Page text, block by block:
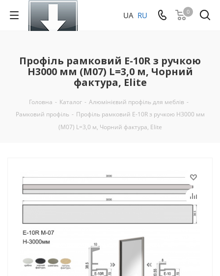
0
UA RU
Профіль рамковий Е-10R з ручкою
H3000 мм (М07) L=3,0 м, Чорний
фактура, Elite
Головна - Каталог - Алюмінієвий профіль для меблів -
Рамковий профіль - Профіль рамковий Е-10R з ручкою H3000 мм
(М07) L=3,0 м, Чорний фактура, Elite